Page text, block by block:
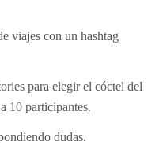
viajes con un hashtag
para elegir el cóctel del
10 participantes.
dudas.